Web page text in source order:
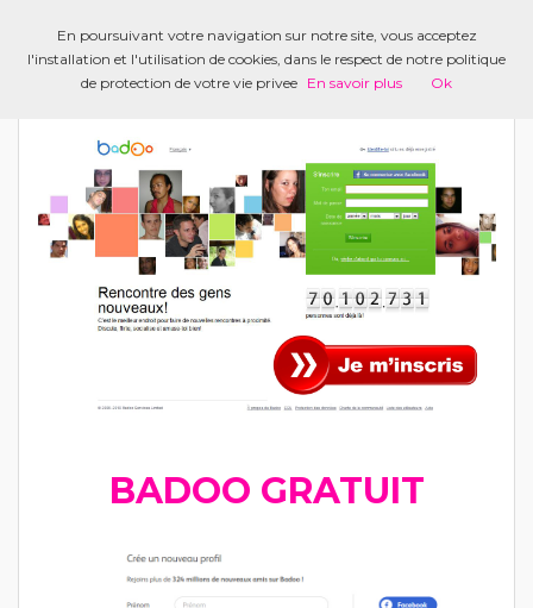
BADOO
BADOO GRATUIT
En poursuivant votre navigation sur notre site, vous acceptez
l'installation et l'utilisation de cookies, dans le respect de notre politique
de protection de votre vie privee En savoir plus Ok